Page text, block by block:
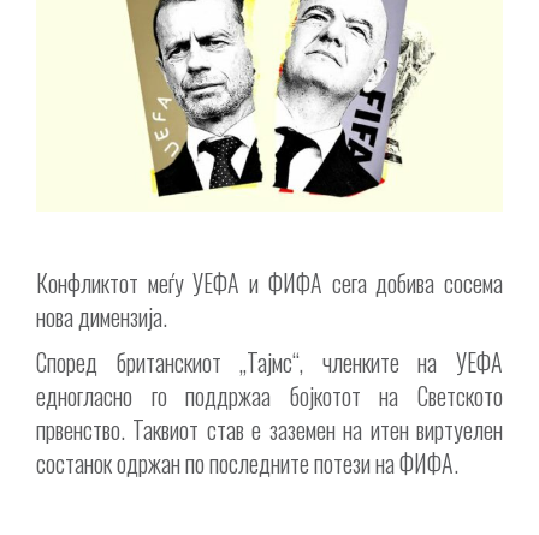
Конфликтот меѓу УЕФА и ФИФА сега добива сосема
нова димензија.
Според британскиот „Тајмс“, членките на УЕФА
едногласно го поддржаа бојкотот на Светското
првенство. Таквиот став е заземен на итен виртуелен
состанок одржан по последните потези на ФИФА.